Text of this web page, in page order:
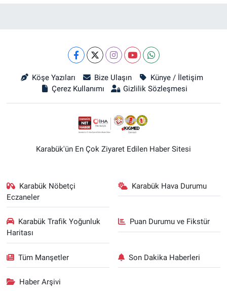
Köşe Yazıları Bize Ulaşın
Künye / İletişim
Çerez Kullanımı
Gizlilik Sözleşmesi
Karabük'ün En Çok Ziyaret Edilen Haber Sitesi
Karabük Nöbetçi
Eczaneler
Karabük Hava Durumu
Karabük Trafik Yoğunluk
Haritası
Puan Durumu ve Fikstür
Tüm Manşetler Son Dakika Haberleri
Haber Arşivi